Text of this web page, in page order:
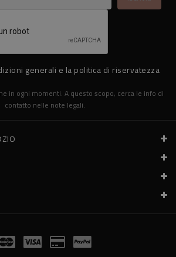
generali e la politica di riservatezza
in ogni momenti. A questo scopo, cerca le info di
contatto nelle note legali.